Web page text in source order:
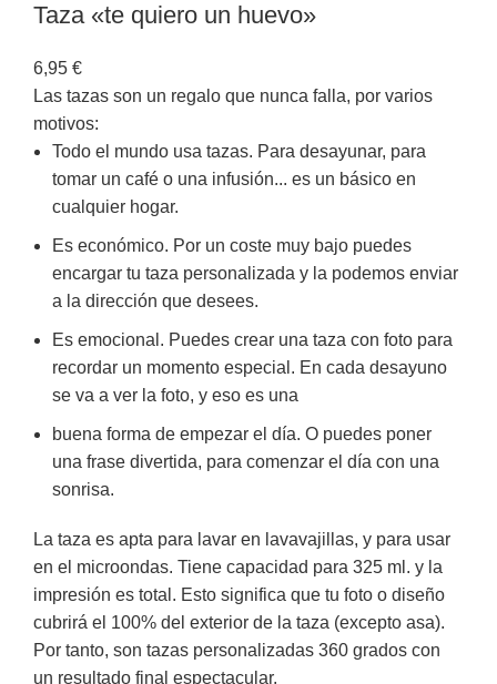
Taza «te quiero un huevo»
6,95 €
Las tazas son un regalo que nunca falla, por varios
motivos:
Todo el mundo usa tazas. Para desayunar, para
tomar un café o una infusión... es un básico en
cualquier hogar.
Es económico. Por un coste muy bajo puedes
encargar tu taza personalizada y la podemos enviar
a la dirección que desees.
Es emocional. Puedes crear una taza con foto para
recordar un momento especial. En cada desayuno
se va a ver la foto, y eso es una
buena forma de empezar el día. O puedes poner
una frase divertida, para comenzar el día con una
sonrisa.
La taza es apta para lavar en lavavajillas, y para usar
en el microondas. Tiene capacidad para 325 ml. y la
impresión es total. Esto significa que tu foto o diseño
cubrirá el 100% del exterior de la taza (excepto asa).
Por tanto, son tazas personalizadas 360 grados con
un resultado final espectacular.